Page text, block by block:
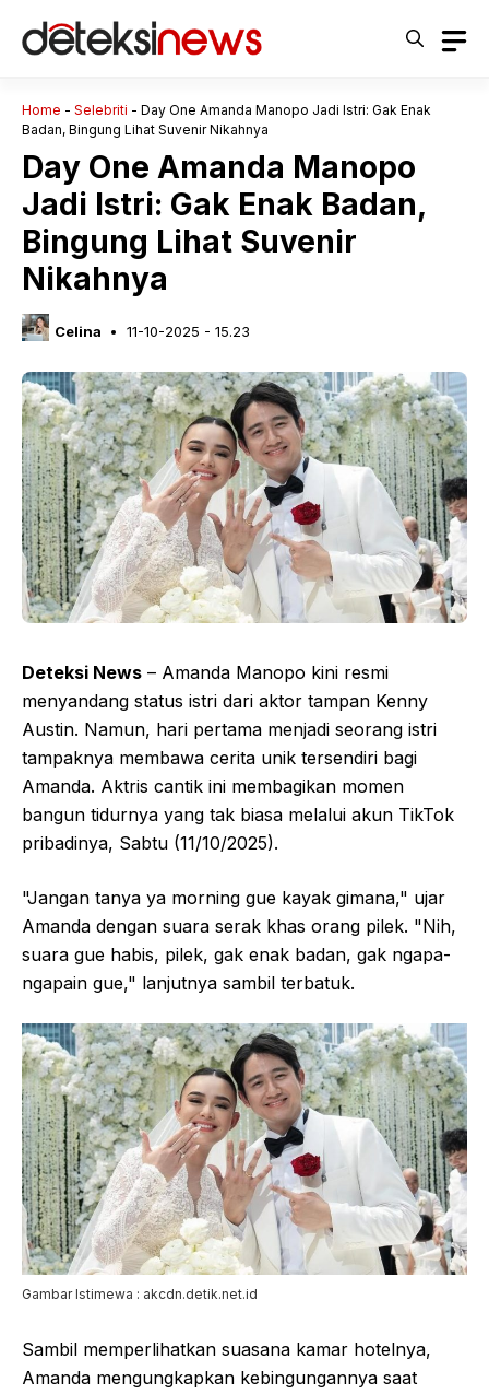
Home - Selebriti - Day One Amanda Manopo Jadi Istri: Gak Enak
Badan, Bingung Lihat Suvenir Nikahnya
Day One Amanda Manopo
Jadi Istri: Gak Enak Badan,
Bingung Lihat Suvenir
Nikahnya
Celina 11-10-2025 - 15.23
Deteksi News – Amanda Manopo kini resmi
menyandang status istri dari aktor tampan Kenny
Austin. Namun, hari pertama menjadi seorang istri
tampaknya membawa cerita unik tersendiri bagi
Amanda. Aktris cantik ini membagikan momen
bangun tidurnya yang tak biasa melalui akun TikTok
pribadinya, Sabtu (11/10/2025).
"Jangan tanya ya morning gue kayak gimana," ujar
Amanda dengan suara serak khas orang pilek. "Nih,
suara gue habis, pilek, gak enak badan, gak ngapa-
ngapain gue," lanjutnya sambil terbatuk.
Gambar Istimewa : akcdn.detik.net.id
Sambil memperlihatkan suasana kamar hotelnya,
Amanda mengungkapkan kebingungannya saat